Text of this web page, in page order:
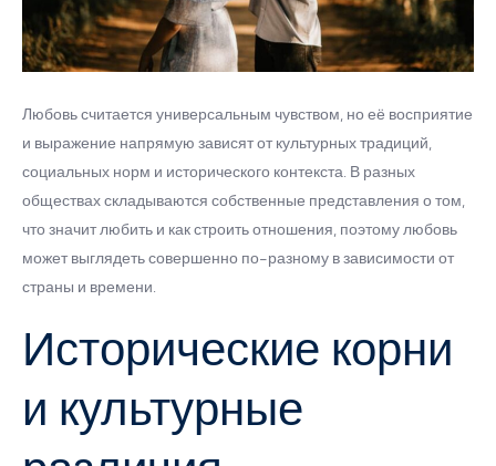
Любовь считается универсальным чувством, но её восприятие
и выражение напрямую зависят от культурных традиций,
социальных норм и исторического контекста. В разных
обществах складываются собственные представления о том,
что значит любить и как строить отношения, поэтому любовь
может выглядеть совершенно по-разному в зависимости от
страны и времени.
Исторические корни
и культурные